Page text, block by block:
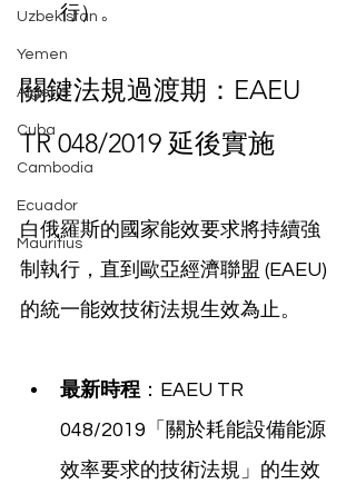
Uzbekistan
Yemen
Algeria
Cuba
Cambodia
Ecuador
Mauritius
行）。
關鍵法規過渡期：EAEU
TR 048/2019 延後實施
白俄羅斯的國家能效要求將持續強
制執行，直到歐亞經濟聯盟 (EAEU)
的統一能效技術法規生效為止。
最新時程 ：EAEU TR
048/2019「關於耗能設備能源
效率要求的技術法規」的生效